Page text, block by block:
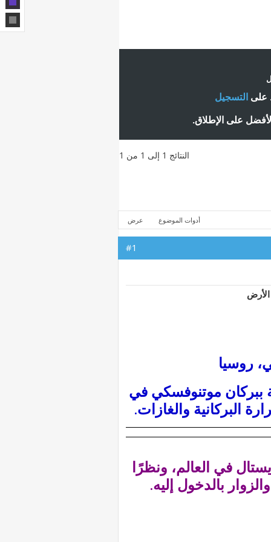
على التسجيل
على الإطلاق.
النتائج 1 إلى 1 من 1
أدوات الموضوع عرض
#1
روسيا
ببركان موتنوفسكي في
البركانية والغازات.
في العالم، ونظرًا
بالدخول إليه.